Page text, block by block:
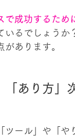
で成功するため
るでしょうか
あります。
「あり方」
ール」や「や